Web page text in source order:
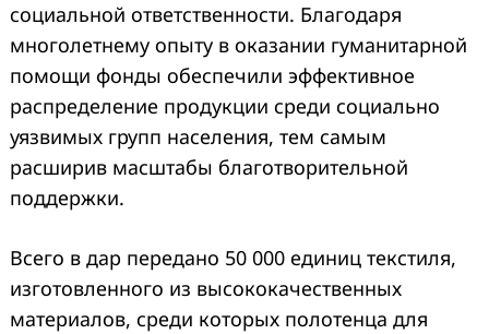
социальной ответственности. Благодаря
многолетнему опыту в оказании гуманитарной
помощи фонды обеспечили эффективное
распределение продукции среди социально
уязвимых групп населения, тем самым
расширив масштабы благотворительной
поддержки.
Всего в дар передано 50 000 единиц текстиля,
изготовленного из высококачественных
материалов, среди которых полотенца для